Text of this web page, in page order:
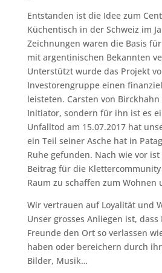
Entstanden ist die Idee zum
Küchentisch in der Schweiz im
Zeichnungen waren die Basis
mit argentinischen Bekannten
Unterstützt wurde das Projekt
Investorengruppe einen
leisteten. Carsten von
Initiator, sondern für ihn ist es
Unfalltod am 15.07.2017 hat
ein Teil seiner Asche hat in
Ruhe gefunden. Nach wie vor
Beitrag für die
Raum zu schaffen zum Wohnen
Wir vertrauen auf Loyalität und
Unser grosses Anliegen ist,
Freunde den Ort so verlassen
haben oder bereichern durch
Bilder, Musik…